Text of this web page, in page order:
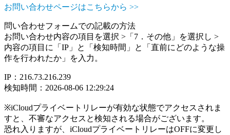
お問い合わせページはこちらから >>
問い合わせフォームでの記載の方法
お問い合わせ内容の項目を選択 >「7．その他」を選択し >
内容の項目に「IP」と「検知時間」と「直前にどのような操
作を行われたか」を入力。
IP：216.73.216.239
検知時間：2026-08-06 12:29:24
※iCloudプライベートリレーが有効な状態でアクセスされま
すと、不審なアクセスと検知される場合がございます。
恐れ入りますが、iCloudプライベートリレーはOFFに変更し